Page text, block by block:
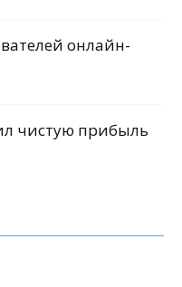
онлайн-
чистую прибыль